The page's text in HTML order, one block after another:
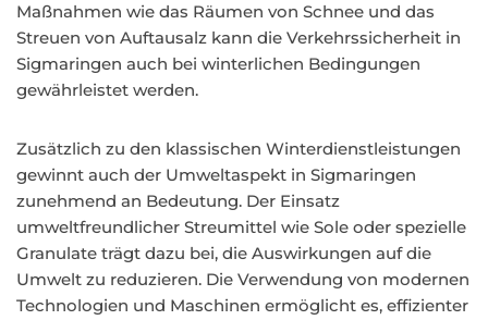
Maßnahmen wie das Räumen von Schnee und das
Streuen von Auftausalz kann die Verkehrssicherheit in
Sigmaringen auch bei winterlichen Bedingungen
gewährleistet werden.
Zusätzlich zu den klassischen Winterdienstleistungen
gewinnt auch der Umweltaspekt in Sigmaringen
zunehmend an Bedeutung. Der Einsatz
umweltfreundlicher Streumittel wie Sole oder spezielle
Granulate trägt dazu bei, die Auswirkungen auf die
Umwelt zu reduzieren. Die Verwendung von modernen
Technologien und Maschinen ermöglicht es, effizienter